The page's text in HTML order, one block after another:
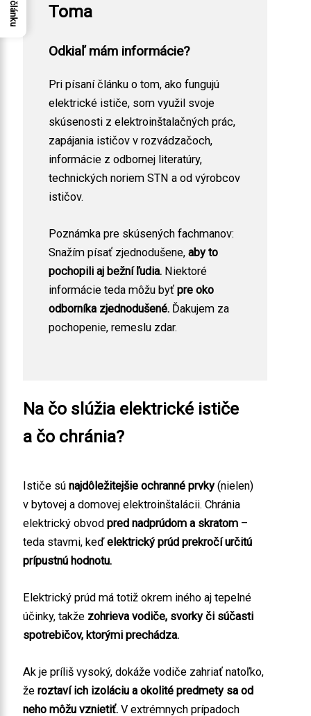
Toma
Odkiaľ mám informácie?
Pri písaní článku o tom, ako fungujú
elektrické ističe, som využil svoje
skúsenosti z elektroinštalačných prác,
zapájania ističov v rozvádzačoch,
informácie z odbornej literatúry,
technických noriem STN a od výrobcov
ističov.
Poznámka pre skúsených fachmanov:
Snažím písať zjednodušene,aby to
pochopili aj bežní ľudia. Niektoré
informácie teda môžu byťpre oko
odborníka zjednodušené. Ďakujem za
pochopenie, remeslu zdar.
Na čo slúžia elektrické ističe
a čo chránia?
Ističe súnajdôležitejšie ochranné prvky(nielen)
v bytovej a domovej elektroinštalácii. Chránia
elektrický obvodpred nadprúdom a skratom –
teda stavmi, keďelektrický prúd prekročí určitú
prípustnú hodnotu.
Elektrický prúd má totiž okrem iného aj tepelné
účinky, takže zohrieva vodiče, svorky či súčasti
spotrebičov, ktorými prechádza.
Ak je príliš vysoký, dokáže vodiče zahriať natoľko,
žeroztaví ich izoláciu a okolité predmety sa od
neho môžu vznietiť. V extrémnych prípadoch